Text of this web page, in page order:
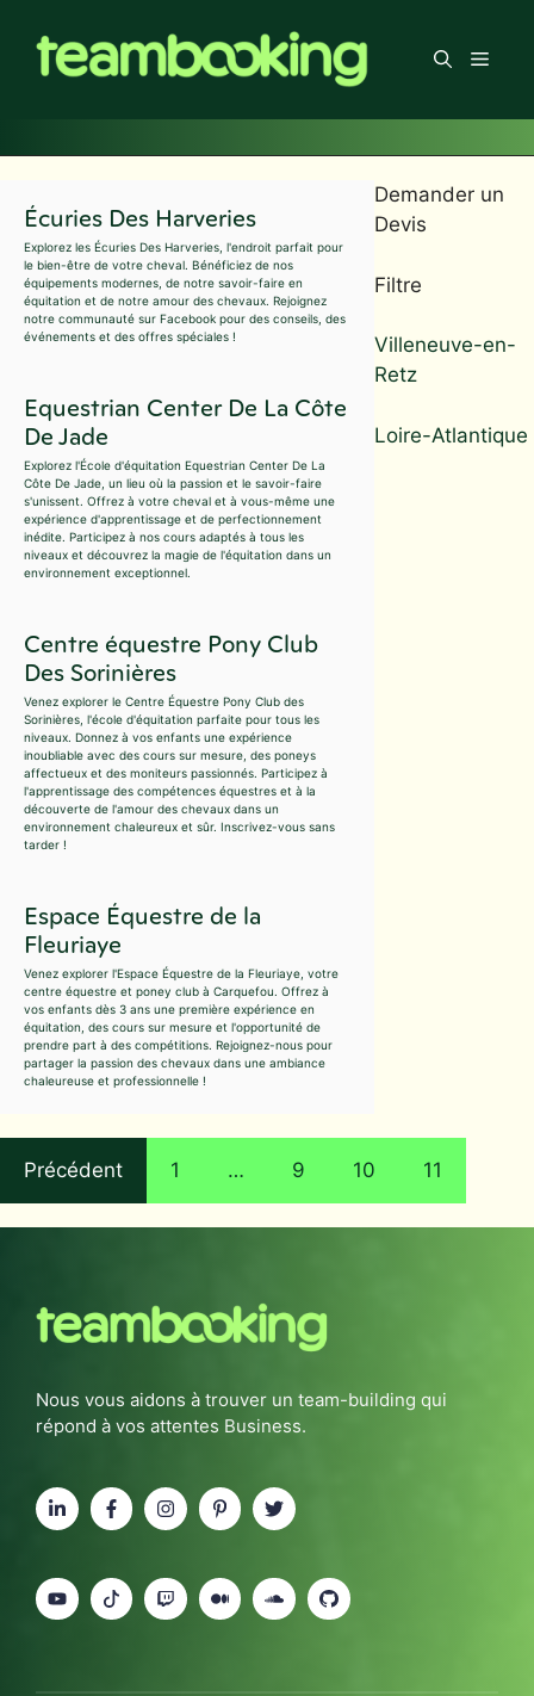
contenu
Menu
Écuries Des Harveries
Explorez les Écuries Des Harveries, l'endroit parfait pour
le bien-être de votre cheval. Bénéficiez de nos
équipements modernes, de notre savoir-faire en
équitation et de notre amour des chevaux. Rejoignez
notre communauté sur Facebook pour des conseils, des
événements et des offres spéciales !
Equestrian Center De La Côte
De Jade
Explorez l'École d'équitation Equestrian Center De La
Côte De Jade, un lieu où la passion et le savoir-faire
s'unissent. Offrez à votre cheval et à vous-même une
expérience d'apprentissage et de perfectionnement
inédite. Participez à nos cours adaptés à tous les
niveaux et découvrez la magie de l'équitation dans un
environnement exceptionnel.
Centre équestre Pony Club
Des Sorinières
Venez explorer le Centre Équestre Pony Club des
Sorinières, l'école d'équitation parfaite pour tous les
niveaux. Donnez à vos enfants une expérience
inoubliable avec des cours sur mesure, des poneys
affectueux et des moniteurs passionnés. Participez à
l'apprentissage des compétences équestres et à la
découverte de l'amour des chevaux dans un
environnement chaleureux et sûr. Inscrivez-vous sans
tarder !
Espace Équestre de la
Fleuriaye
Venez explorer l'Espace Équestre de la Fleuriaye, votre
centre équestre et poney club à Carquefou. Offrez à
vos enfants dès 3 ans une première expérience en
équitation, des cours sur mesure et l'opportunité de
prendre part à des compétitions. Rejoignez-nous pour
partager la passion des chevaux dans une ambiance
chaleureuse et professionnelle !
Précédent 1 … 9 10 11
Demander un
Devis
Filtre
Villeneuve-en-
Retz
Loire-Atlantique
Nous vous aidons à trouver un team-building qui
répond à vos attentes Business.